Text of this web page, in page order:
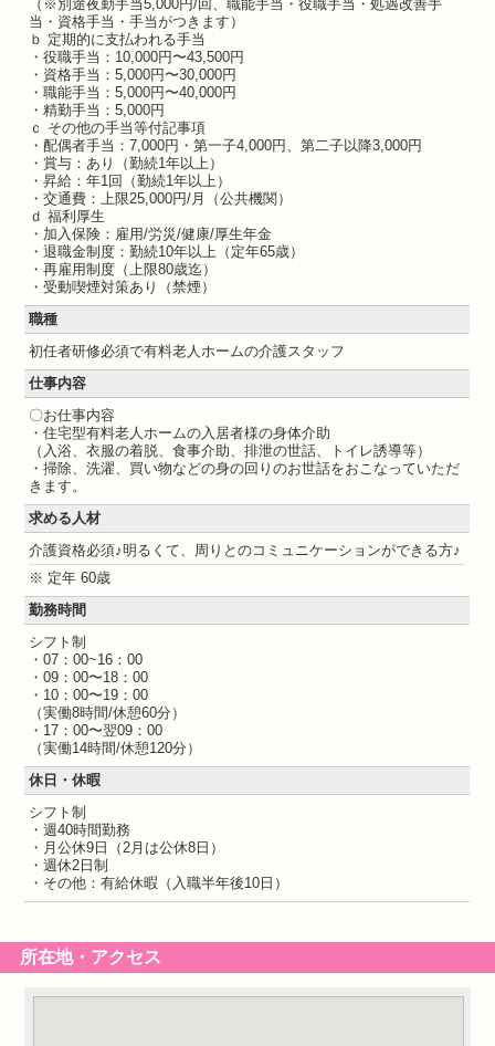
（※別途夜勤手当5,000円/回、職能手当・役職手当・処遇改善手
当・資格手当・手当がつきます）
ｂ 定期的に支払われる手当
・役職手当：10,000円〜43,500円
・資格手当：5,000円〜30,000円
・職能手当：5,000円〜40,000円
・精勤手当：5,000円
ｃ その他の手当等付記事項
・配偶者手当：7,000円・第一子4,000円、第二子以降3,000円
・賞与：あり（勤続1年以上）
・昇給：年1回（勤続1年以上）
・交通費：上限25,000円/月（公共機関）
ｄ 福利厚生
・加入保険：雇用/労災/健康/厚生年金
・退職金制度：勤続10年以上（定年65歳）
・再雇用制度（上限80歳迄）
・受動喫煙対策あり（禁煙）
職種
初任者研修必須で有料老人ホームの介護スタッフ
仕事内容
〇お仕事内容
・住宅型有料老人ホームの入居者様の身体介助
（入浴、衣服の着脱、食事介助、排泄の世話、トイレ誘導等）
・掃除、洗濯、買い物などの身の回りのお世話をおこなっていただ
きます。
求める人材
介護資格必須♪明るくて、周りとのコミュニケーションができる方♪
※ 定年 60歳
勤務時間
シフト制
・07：00~16：00
・09：00〜18：00
・10：00〜19：00
（実働8時間/休憩60分）
・17：00〜翌09：00
（実働14時間/休憩120分）
休日・休暇
シフト制
・週40時間勤務
・月公休9日（2月は公休8日）
・週休2日制
・その他：有給休暇（入職半年後10日）
所在地・アクセス